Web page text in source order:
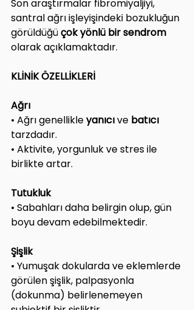
Son araştırmalar fibromiyaljiyi,
santral ağrı işleyişindeki bozukluğun
görüldüğü çok yönlü bir sendrom
olarak açıklamaktadır.
KLİNİK ÖZELLİKLERİ
Ağrı
• Ağrı genellikle yanıcı ve batıcı
tarzdadır.
• Aktivite, yorgunluk ve stres ile
birlikte artar.
Tutukluk
• Sabahları daha belirgin olup, gün
boyu devam edebilmektedir.
Şişlik
• Yumuşak dokularda ve eklemlerde
görülen şişlik, palpasyonla
(dokunma) belirlenemeyen